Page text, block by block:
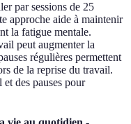
par sessions de 25
approche aide à maintenir
la fatigue mentale.
peut augmenter la
régulières permettent
de la reprise du travail.
et des pauses pour